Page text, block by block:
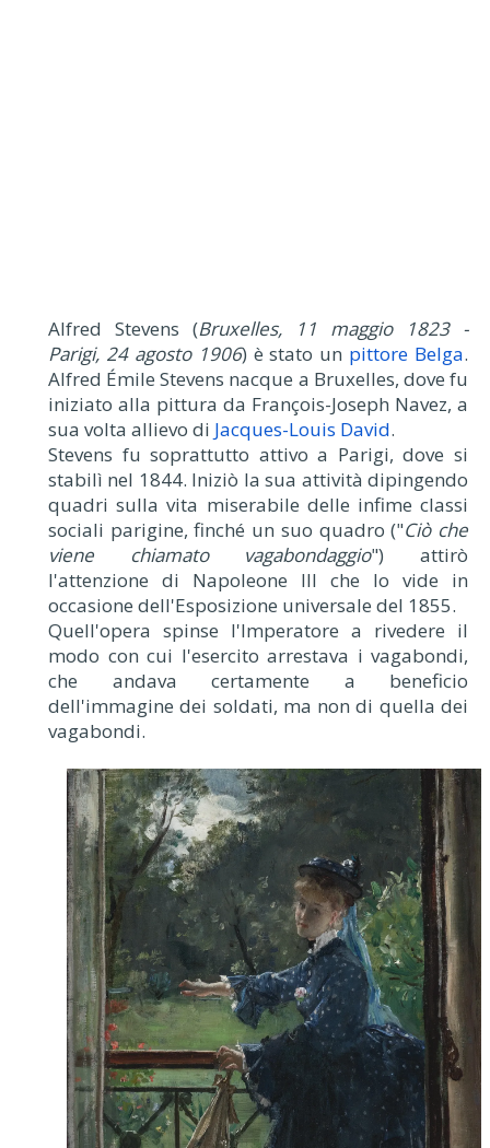
Alfred Stevens (Bruxelles, 11 maggio 1823 -
Parigi, 24 agosto 1906) è stato un pittore Belga.
Alfred Émile Stevens nacque a Bruxelles, dove fu
iniziato alla pittura da François-Joseph Navez, a
sua volta allievo di Jacques-Louis David.
Stevens fu soprattutto attivo a Parigi, dove si
stabilì nel 1844. Iniziò la sua attività dipingendo
quadri sulla vita miserabile delle infime classi
sociali parigine, finché un suo quadro ("Ciò che
viene chiamato vagabondaggio") attirò
l'attenzione di Napoleone III che lo vide in
occasione dell'Esposizione universale del 1855.
Quell'opera spinse l'Imperatore a rivedere il
modo con cui l'esercito arrestava i vagabondi,
che andava certamente a beneficio
dell'immagine dei soldati, ma non di quella dei
vagabondi.